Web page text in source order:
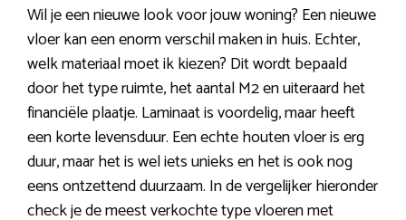
Wil je een nieuwe look voor jouw woning? Een nieuwe
vloer kan een enorm verschil maken in huis. Echter,
welk materiaal moet ik kiezen? Dit wordt bepaald
door het type ruimte, het aantal M2 en uiteraard het
financiële plaatje. Laminaat is voordelig, maar heeft
een korte levensduur. Een echte houten vloer is erg
duur, maar het is wel iets unieks en het is ook nog
eens ontzettend duurzaam. In de vergelijker hieronder
check je de meest verkochte type vloeren met